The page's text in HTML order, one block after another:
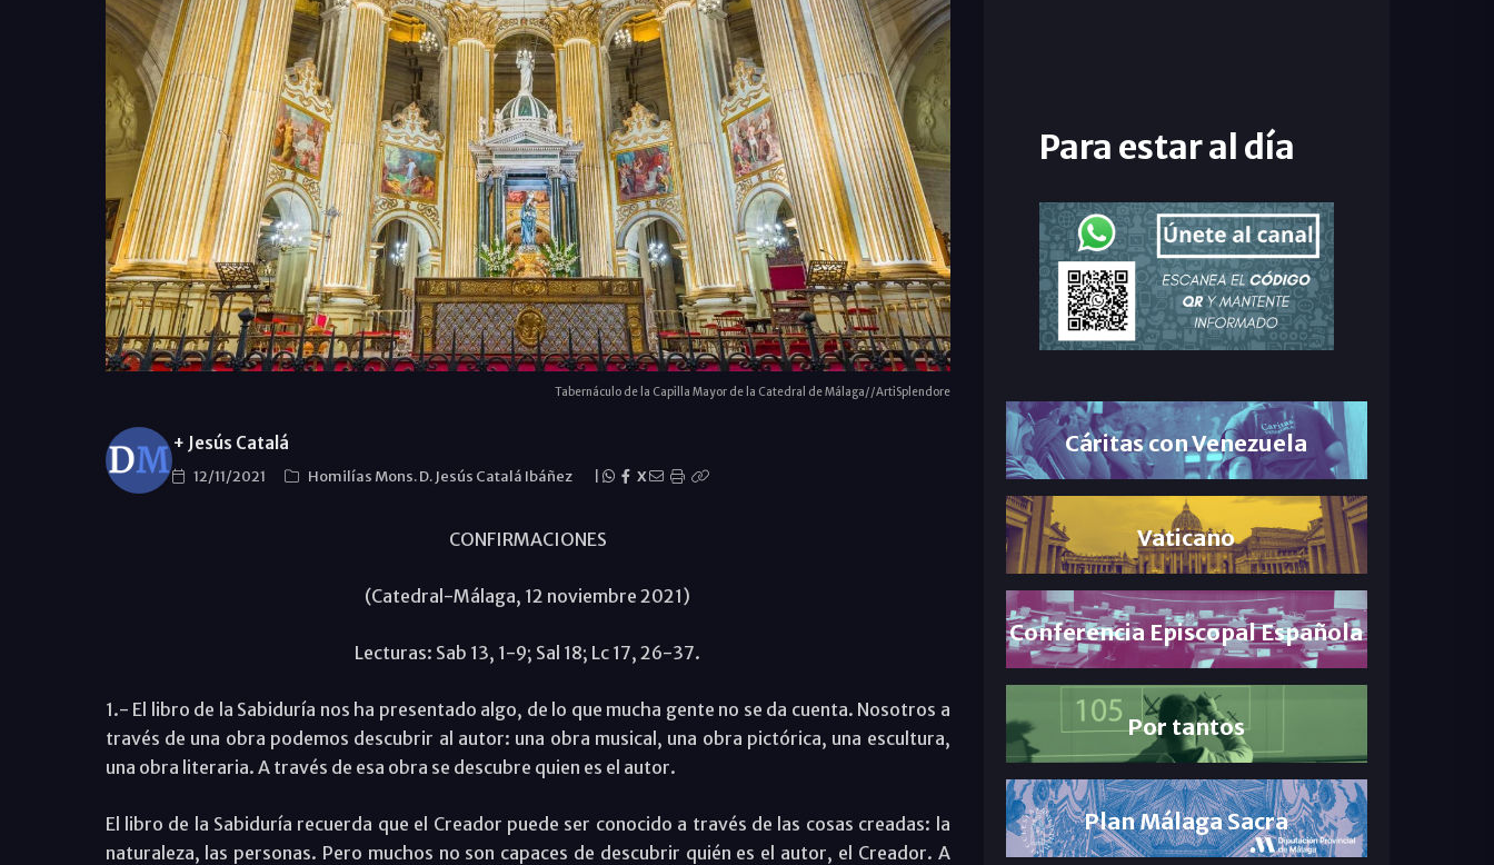
Tabernáculo de la Capilla Mayor de la Catedral de Málaga//ArtiSplendore
+ Jesús Catalá
12/11/2021 Homilías Mons. D. Jesús Catalá Ibáñez X
CONFIRMACIONES
(Catedral-Málaga, 12 noviembre 2021)
Lecturas: Sab 13, 1-9; Sal 18; Lc 17, 26-37.
1.- El libro de la Sabiduría nos ha presentado algo, de lo que mucha gente no se da cuenta. Nosotros a
través de una obra podemos descubrir al autor: una obra musical, una obra pictórica, una escultura,
una obra literaria. A través de esa obra se descubre quien es el autor.
El libro de la Sabiduría recuerda que el Creador puede ser conocido a través de las cosas creadas: la
naturaleza, las personas. Pero muchos no son capaces de descubrir quién es el autor, el Creador. A
Para estar al día
Cáritas con Venezuela
Vaticano
Conferencia Episcopal Española
Por tantos
Plan Málaga Sacra